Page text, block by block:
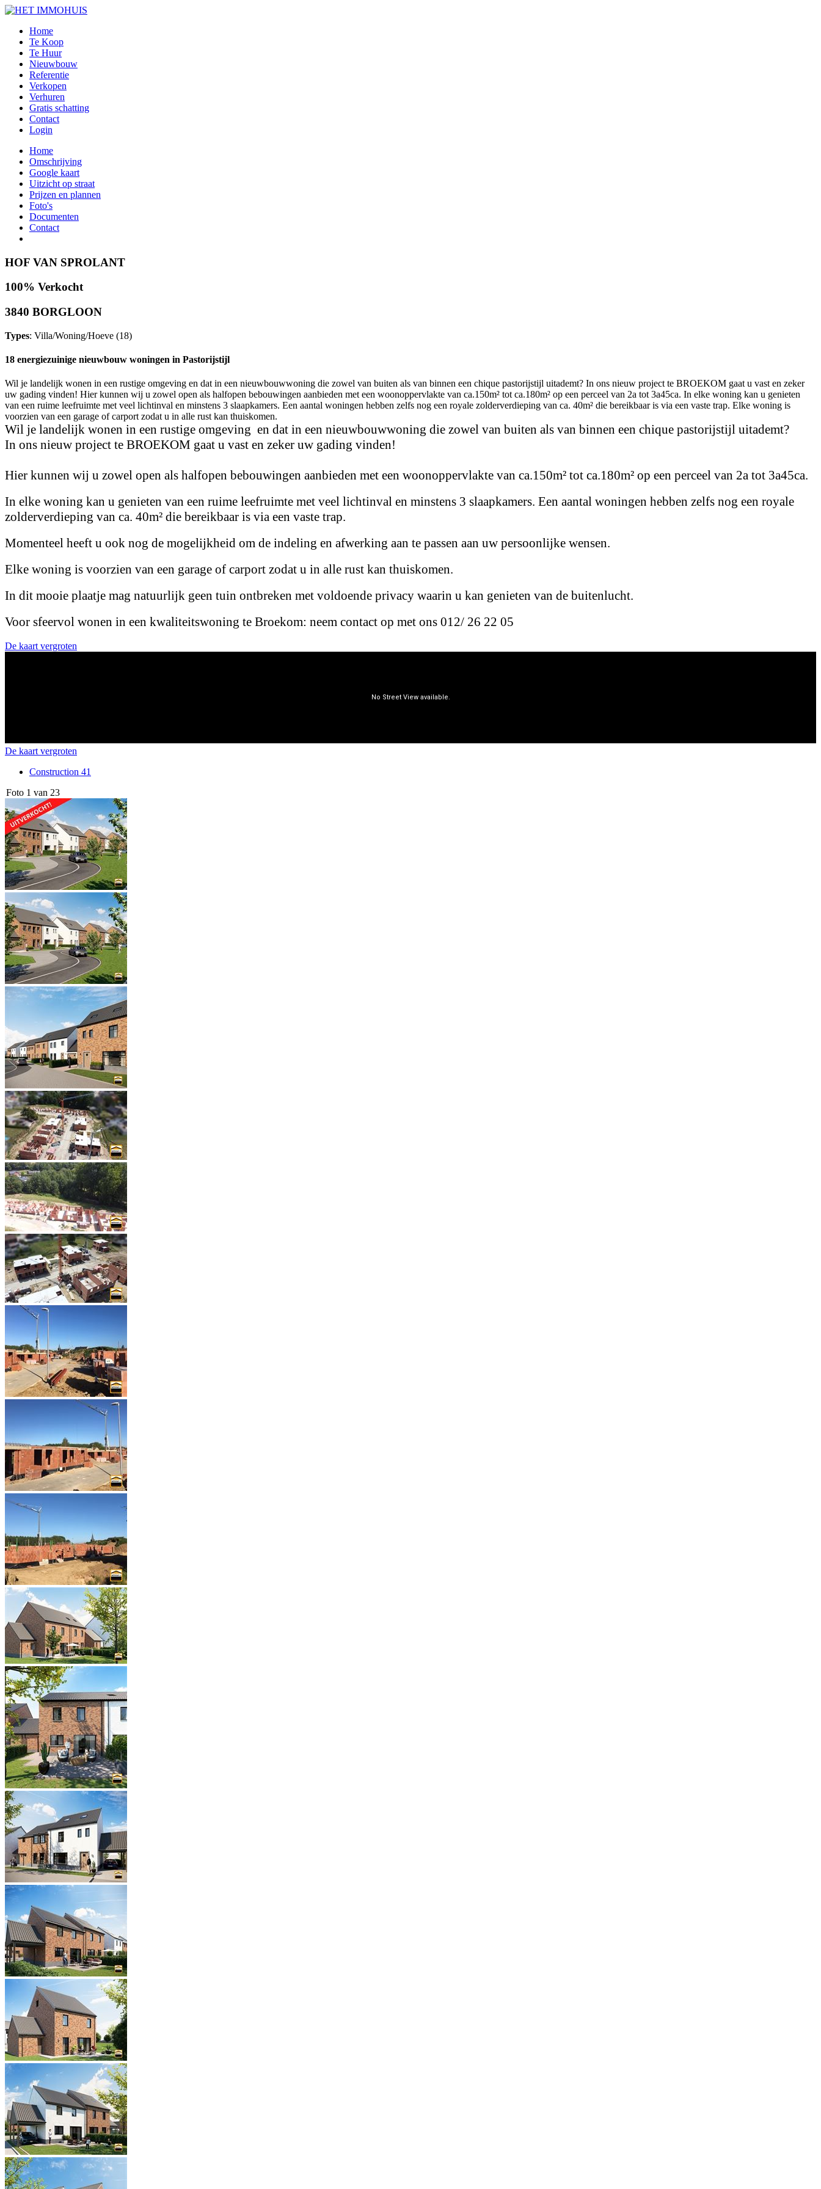
Home
Te Koop
Te Huur
Nieuwbouw
Referentie
Verkopen
Verhuren
Gratis schatting
Contact
Login
Home
Omschrijving
Google kaart
Uitzicht op straat
Prijzen en plannen
Foto's
Documenten
Contact
HOF VAN SPROLANT
100% Verkocht
3840 BORGLOON
Types: Villa/Woning/Hoeve (18)
18 energiezuinige nieuwbouw woningen in Pastorijstijl
Wil je landelijk wonen in een rustige omgeving en dat in een nieuwbouwwoning die zowel van buiten als van binnen een chique pastorijstijl uitademt? In ons nieuw project te BROEKOM gaat u vast en zeker
uw gading vinden! Hier kunnen wij u zowel open als halfopen bebouwingen aanbieden met een woonoppervlakte van ca.150m² tot ca.180m² op een perceel van 2a tot 3a45ca. In elke woning kan u genieten
van een ruime leefruimte met veel lichtinval en minstens 3 slaapkamers. Een aantal woningen hebben zelfs nog een royale zolderverdieping van ca. 40m² die bereikbaar is via een vaste trap. Elke woning is
voorzien van een garage of carport zodat u in alle rust kan thuiskomen.
Wil je landelijk wonen in een rustige omgeving en dat in een nieuwbouwwoning die zowel van buiten als van binnen een chique pastorijstijl uitademt?
In ons nieuw project te BROEKOM gaat u vast en zeker uw gading vinden!
Hier kunnen wij u zowel open als halfopen bebouwingen aanbieden met een woonoppervlakte van ca.150m² tot ca.180m² op een perceel van 2a tot 3a45ca.
In elke woning kan u genieten van een ruime leefruimte met veel lichtinval en minstens 3 slaapkamers. Een aantal woningen hebben zelfs nog een royale
zolderverdieping van ca. 40m² die bereikbaar is via een vaste trap.
Momenteel heeft u ook nog de mogelijkheid om de indeling en afwerking aan te passen aan uw persoonlijke wensen.
Elke woning is voorzien van een garage of carport zodat u in alle rust kan thuiskomen.
In dit mooie plaatje mag natuurlijk geen tuin ontbreken met voldoende privacy waarin u kan genieten van de buitenlucht.
Voor sfeervol wonen in een kwaliteitswoning te Broekom: neem contact op met ons 012/ 26 22 05
De kaart vergroten
De kaart vergroten
Construction 41
Foto 1 van 23